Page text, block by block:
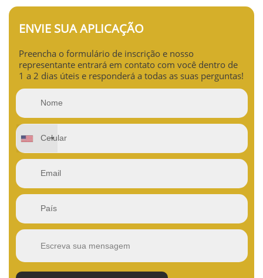
ENVIE SUA APLICAÇÃO
Preencha o formulário de inscrição e nosso
representante entrará em contato com você dentro de
1 a 2 dias úteis e responderá a todas as suas perguntas!